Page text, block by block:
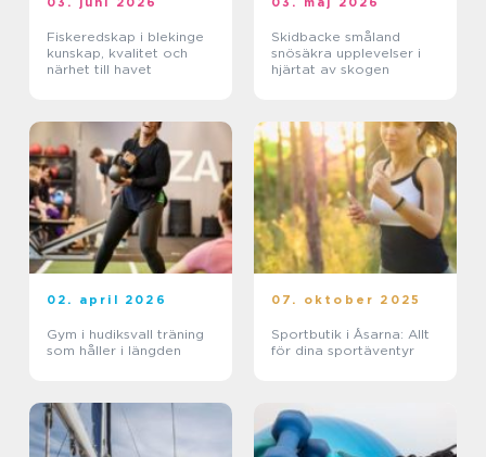
Fiskeredskap i blekinge
kunskap, kvalitet och
närhet till havet
Skidbacke småland
snösäkra upplevelser i
hjärtat av skogen
02. april 2026
Gym i hudiksvall träning
som håller i längden
07. oktober 2025
Sportbutik i Åsarna: Allt
för dina sportäventyr